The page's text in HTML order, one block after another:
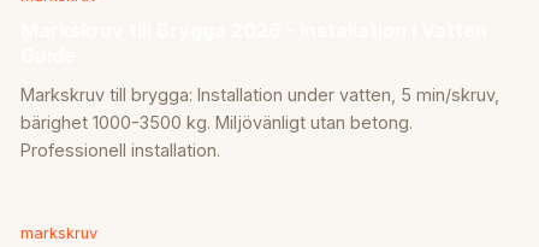
Markskruv till brygga: Installation under vatten, 5 min/skruv,
bärighet 1000-3500 kg. Miljövänligt utan betong.
Professionell installation.
markskruv